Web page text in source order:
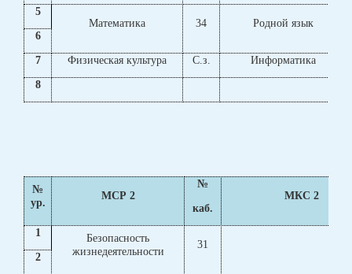
5
Математика
34
Родной язык
6
7
Физическая культура С.з.
Информатика
8
№
ур.
МСР 2
№
каб.
МКС 2
1
Безопасность
жизнедеятельности
31
2